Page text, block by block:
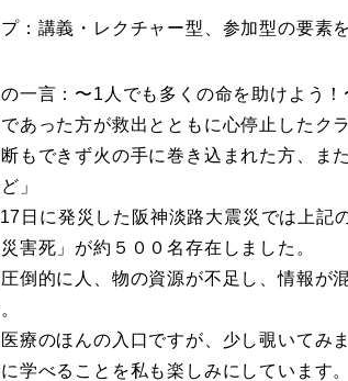
：講義・レクチャー型、参加型の要素
一言：〜1人でも多くの命を助けよう！
であった方が救出とともに心停止したク
もできず火の手に巻き込まれた方、ま
」
日に発災した阪神淡路大震災では上記
災害死」が約５００名存在しました。
倒的に人、物の資源が不足し、情報が
療のほんの入口ですが、少し覗いてみ
学べることを私も楽しみにしています。